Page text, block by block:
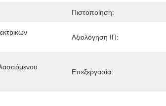
Πιστοποίηση:
Αξιολόγηση ΙΠ:
Επεξεργασία: